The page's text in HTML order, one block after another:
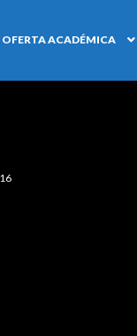
OFERTA ACADÉMICA